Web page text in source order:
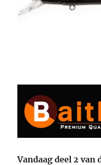
Vandaag deel 2 van